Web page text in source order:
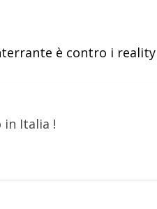
è contro i reality
Italia !